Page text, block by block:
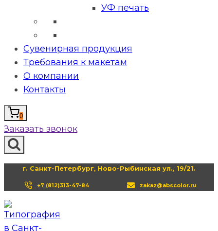
УФ печать
Сувенирная продукция
Требования к макетам
О компании
Контакты
0
Заказать звонок
г. Санкт-Петербург, Ново-Рыбинская ул., 19/21.
+7 (812)313-47-84 zakaz@abscolor.ru